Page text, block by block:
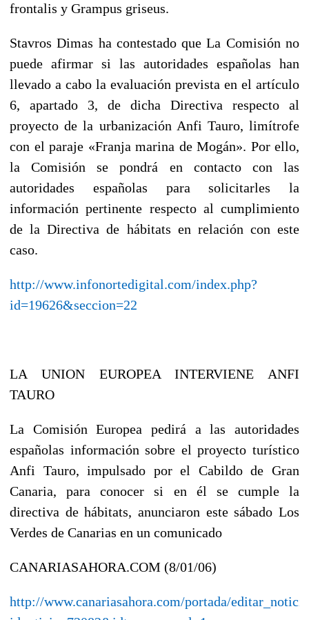
frontalis y Grampus griseus.
Stavros Dimas ha contestado que La Comisión no
puede afirmar si las autoridades españolas han
llevado a cabo la evaluación prevista en el artículo
6, apartado 3, de dicha Directiva respecto al
proyecto de la urbanización Anfi Tauro, limítrofe
con el paraje «Franja marina de Mogán». Por ello,
la Comisión se pondrá en contacto con las
autoridades españolas para solicitarles la
información pertinente respecto al cumplimiento
de la Directiva de hábitats en relación con este
caso.
http://www.infonortedigital.com/index.php?
id=19626&seccion=22
LA UNION EUROPEA INTERVIENE ANFI
TAURO
La Comisión Europea pedirá a las autoridades
españolas información sobre el proyecto turístico
Anfi Tauro, impulsado por el Cabildo de Gran
Canaria, para conocer si en él se cumple la
directiva de hábitats, anunciaron este sábado Los
Verdes de Canarias en un comunicado
CANARIASAHORA.COM (8/01/06)
http://www.canariasahora.com/portada/